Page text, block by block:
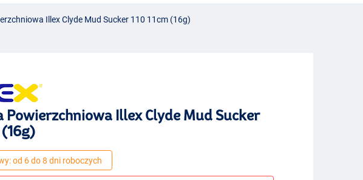
Illex Clyde Mud Sucker 110 11cm (16g)
Powierzchniowa Illex Clyde Mud Sucker
(16g)
od 6 do 8 dni roboczych